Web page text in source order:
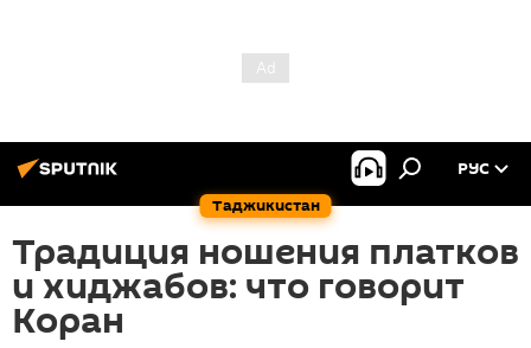
Таджикистан
РУС
Традиция ношения платков
и хиджабов: что говорит
Коран